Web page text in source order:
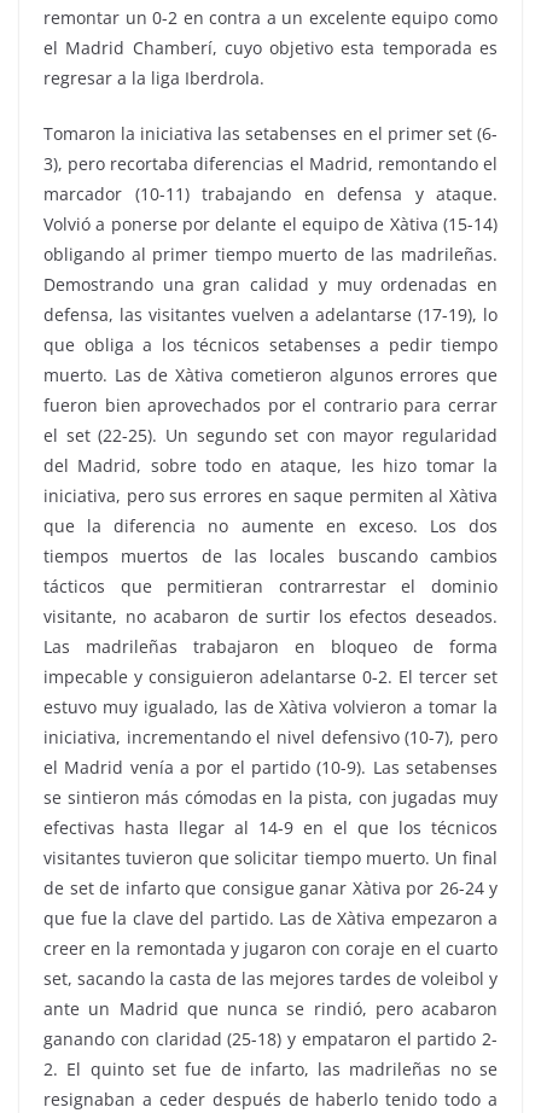
remontar un 0-2 en contra a un excelente equipo como
el Madrid Chamberí, cuyo objetivo esta temporada es
regresar a la liga Iberdrola.
Tomaron la iniciativa las setabenses en el primer set (6-
3), pero recortaba diferencias el Madrid, remontando el
marcador (10-11) trabajando en defensa y ataque.
Volvió a ponerse por delante el equipo de Xàtiva (15-14)
obligando al primer tiempo muerto de las madrileñas.
Demostrando una gran calidad y muy ordenadas en
defensa, las visitantes vuelven a adelantarse (17-19), lo
que obliga a los técnicos setabenses a pedir tiempo
muerto. Las de Xàtiva cometieron algunos errores que
fueron bien aprovechados por el contrario para cerrar
el set (22-25). Un segundo set con mayor regularidad
del Madrid, sobre todo en ataque, les hizo tomar la
iniciativa, pero sus errores en saque permiten al Xàtiva
que la diferencia no aumente en exceso. Los dos
tiempos muertos de las locales buscando cambios
tácticos que permitieran contrarrestar el dominio
visitante, no acabaron de surtir los efectos deseados.
Las madrileñas trabajaron en bloqueo de forma
impecable y consiguieron adelantarse 0-2. El tercer set
estuvo muy igualado, las de Xàtiva volvieron a tomar la
iniciativa, incrementando el nivel defensivo (10-7), pero
el Madrid venía a por el partido (10-9). Las setabenses
se sintieron más cómodas en la pista, con jugadas muy
efectivas hasta llegar al 14-9 en el que los técnicos
visitantes tuvieron que solicitar tiempo muerto. Un final
de set de infarto que consigue ganar Xàtiva por 26-24 y
que fue la clave del partido. Las de Xàtiva empezaron a
creer en la remontada y jugaron con coraje en el cuarto
set, sacando la casta de las mejores tardes de voleibol y
ante un Madrid que nunca se rindió, pero acabaron
ganando con claridad (25-18) y empataron el partido 2-
2. El quinto set fue de infarto, las madrileñas no se
resignaban a ceder después de haberlo tenido todo a